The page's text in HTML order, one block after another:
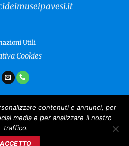
Utili
Cookies
e Monumenti Pavesi
96021040181
contenuti e annunci, per
media e per analizzare il nostro
traffico.
ACCETTO